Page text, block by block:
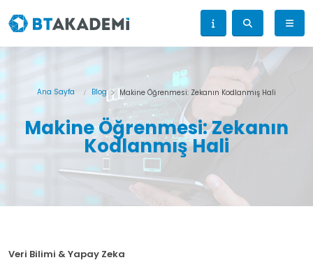
Makine Öğrenmesi: Zekanın
Kodlanmış Hali
Ana Sayfa Blog Makine Öğrenmesi: Zekanın Kodlanmış Hali
Veri Bilimi & Yapay Zeka